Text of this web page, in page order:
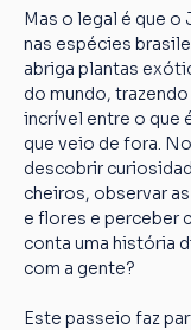
Mas o legal é que o
nas espécies
abriga plantas
do mundo,
incrível entre o que
que veio de fora.
descobrir
cheiros, observar
e flores e perceber
conta uma história
com a gente?
Este passeio faz